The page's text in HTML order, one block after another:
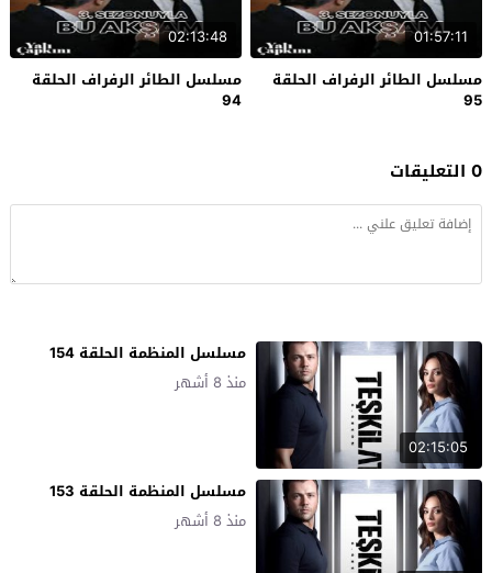
01:57:11
مسلسل الطائر الرفراف الحلقة
95
02:13:48
مسلسل الطائر الرفراف الحلقة
94
0 التعليقات
02:15:05
مسلسل المنظمة الحلقة 154
منذ 8 أشهر
مسلسل المنظمة الحلقة 153
منذ 8 أشهر